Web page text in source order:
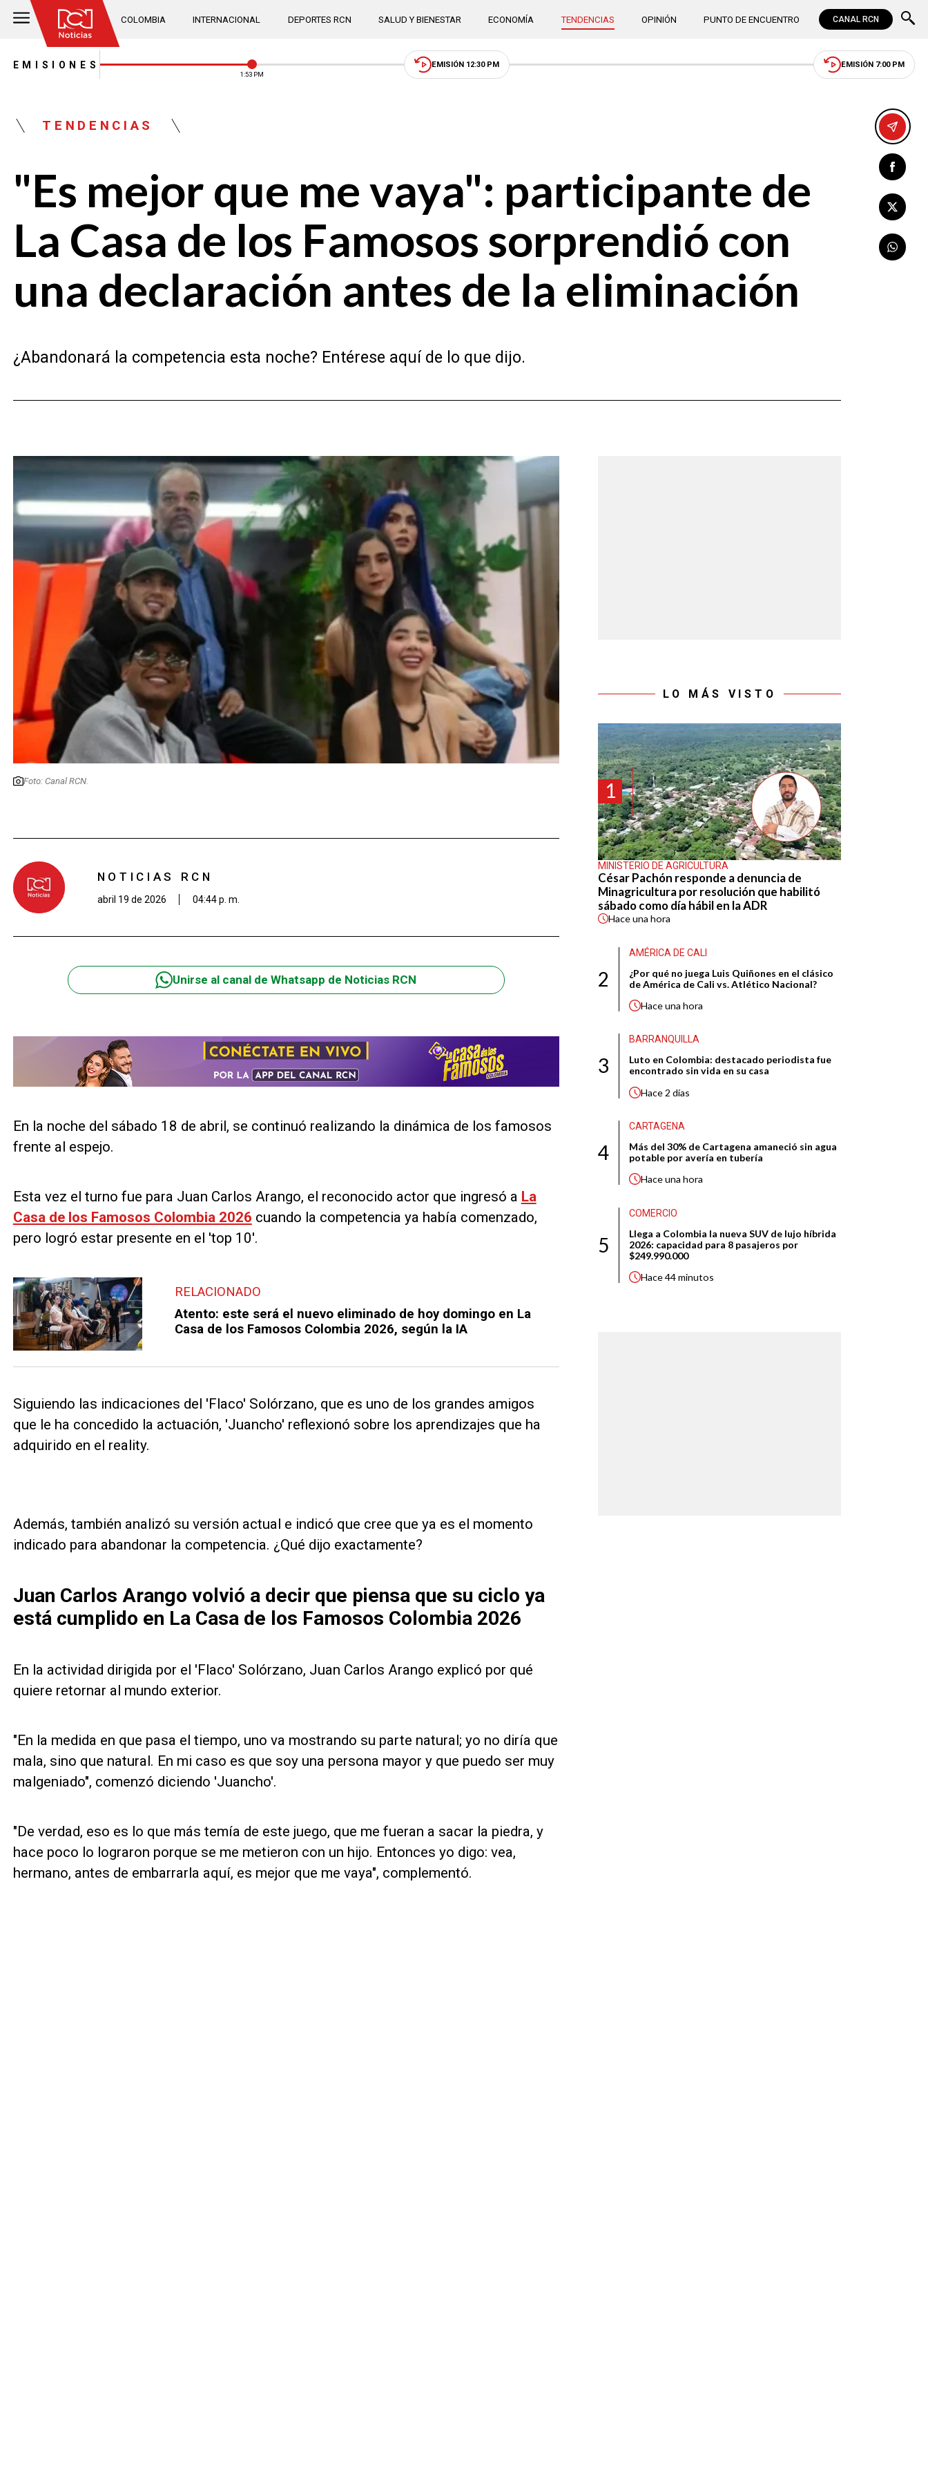
COLOMBIA INTERNACIONAL DEPORTES RCN SALUD Y BIENESTAR ECONOMÍA TENDENCIAS OPINIÓN PUNTO DE ENCUENTRO CANAL RCN
EMISIONES
1:53 PM
EMISIÓN 12:30 PM EMISIÓN 7:00 PM
TENDENCIAS
"Es mejor que me vaya": participante de
La Casa de los Famosos sorprendió con
una declaración antes de la eliminación
¿Abandonará la competencia esta noche? Entérese aquí de lo que dijo.
Foto: Canal RCN.
NOTICIAS RCN
abril 19 de 2026 04:44 p. m.
Unirse al canal de Whatsapp de Noticias RCN
En la noche del sábado 18 de abril, se continuó realizando la dinámica de los famosos
frente al espejo.
Esta vez el turno fue para Juan Carlos Arango, el reconocido actor que ingresó a La
Casa de los Famosos Colombia 2026 cuando la competencia ya había comenzado,
pero logró estar presente en el 'top 10'.
RELACIONADO
Atento: este será el nuevo eliminado de hoy domingo en La
Casa de los Famosos Colombia 2026, según la IA
Siguiendo las indicaciones del 'Flaco' Solórzano, que es uno de los grandes amigos
que le ha concedido la actuación, 'Juancho' reflexionó sobre los aprendizajes que ha
adquirido en el reality.
Además, también analizó su versión actual e indicó que cree que ya es el momento
indicado para abandonar la competencia. ¿Qué dijo exactamente?
Juan Carlos Arango volvió a decir que piensa que su ciclo ya
está cumplido en La Casa de los Famosos Colombia 2026
En la actividad dirigida por el 'Flaco' Solórzano, Juan Carlos Arango explicó por qué
quiere retornar al mundo exterior.
"En la medida en que pasa el tiempo, uno va mostrando su parte natural; yo no diría que
mala, sino que natural. En mi caso es que soy una persona mayor y que puedo ser muy
malgeniado", comenzó diciendo 'Juancho'.
"De verdad, eso es lo que más temía de este juego, que me fueran a sacar la piedra, y
hace poco lo lograron porque se me metieron con un hijo. Entonces yo digo: vea,
hermano, antes de embarrarla aquí, es mejor que me vaya", complementó.
LO MÁS VISTO
1
MINISTERIO DE AGRICULTURA
César Pachón responde a denuncia de
Minagricultura por resolución que habilitó
sábado como día hábil en la ADR
Haceuna hora
2
AMÉRICA DE CALI
¿Por qué no juega Luis Quiñones en el clásico
de América de Cali vs. Atlético Nacional?
Haceuna hora
3
BARRANQUILLA
Luto en Colombia: destacado periodista fue
encontrado sin vida en su casa
Hace2 días
4
CARTAGENA
Más del 30% de Cartagena amaneció sin agua
potable por avería en tubería
Haceuna hora
5
COMERCIO
Llega a Colombia la nueva SUV de lujo híbrida
2026: capacidad para 8 pasajeros por
$249.990.000
Hace44 minutos